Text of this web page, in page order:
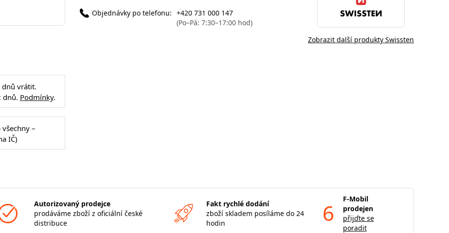
dnů vrátit.
dnů. Podmínky.
–
IČ)
Objednávky po telefonu: +420 731 000 147
(Po–Pá: 7:30–17:00 hod)
Zobrazit další produkty Swissten
Autorizovaný prodejce
prodáváme zboží z oficiální české
distribuce
Fakt rychlé dodání
zboží skladem posíláme do 24
hodin
6
F-Mobil
prodejen
přijďte se
poradit